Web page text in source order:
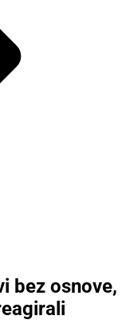
bez osnove,